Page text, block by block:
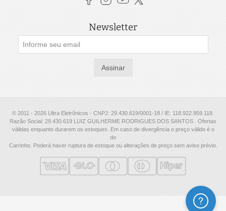
Newsletter
Assinar
© 2011 - 2026 Ultra Eletrônicos - CNPJ: 29.430.619/0001-18 / IE: 118.922.959.118.
Razão Social: 29.430.619 LUIZ GUILHERME RODRIGUES DOS SANTOS . Ofertas
válidas enquanto durarem os estoques. Em caso de divergência o preço válido é o
do
Carrinho. Poderá haver ruptura de estoque ou alterações de preço sem aviso prévio.
Ajuda